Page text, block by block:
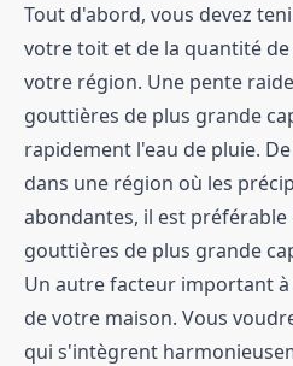
Tout d'abord, vous devez
votre toit et de la quantité
votre région. Une pente
gouttières de plus grande
rapidement l'eau de pluie.
dans une région où les
abondantes, il est
gouttières de plus grande
Un autre facteur important
de votre maison. Vous
qui s'intègrent